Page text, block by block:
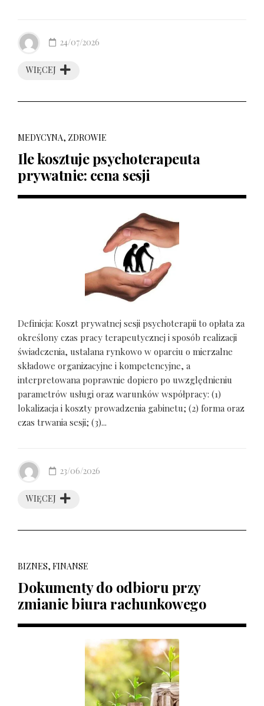
WIĘCEJ
24/07/2026
MEDYCYNA, ZDROWIE
Ile kosztuje psychoterapeuta
prywatnie: cena sesji
Definicja: Koszt prywatnej sesji psychoterapii to opłata za
określony czas pracy terapeutycznej i sposób realizacji
świadczenia, ustalana rynkowo w oparciu o mierzalne
składowe organizacyjne i kompetencyjne, a
interpretowana poprawnie dopiero po uwzględnieniu
parametrów usługi oraz warunków współpracy: (1)
lokalizacja i koszty prowadzenia gabinetu; (2) forma oraz
czas trwania sesji; (3)...
WIĘCEJ
23/06/2026
BIZNES, FINANSE
Dokumenty do odbioru przy
zmianie biura rachunkowego